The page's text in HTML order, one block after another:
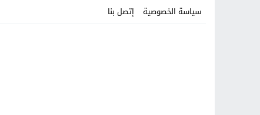
سياسة الخصوصية إتصل بنا